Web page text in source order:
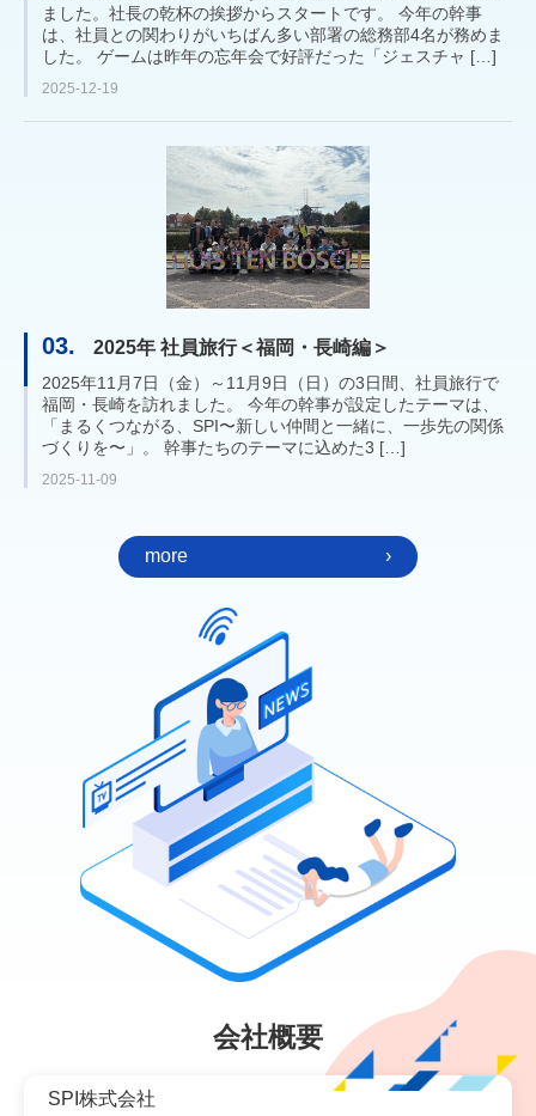
ました。社長の乾杯の挨拶からスタートです。 今年の幹事
は、社員との関わりがいちばん多い部署の総務部4名が務めま
した。 ゲームは昨年の忘年会で好評だった「ジェスチャ […]
2025-12-19
03. 2025年 社員旅行＜福岡・長崎編＞
2025年11月7日（金）～11月9日（日）の3日間、社員旅行で
福岡・長崎を訪れました。 今年の幹事が設定したテーマは、
「まるくつながる、SPI〜新しい仲間と一緒に、一歩先の関係
づくりを〜」。 幹事たちのテーマに込めた3 […]
2025-11-09
more ›
会社概要
SPI株式会社